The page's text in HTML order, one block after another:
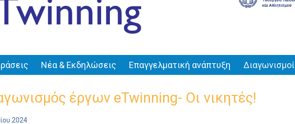
Νέα & Εκδηλώσεις Επαγγελματική ανάπτυξη Διαγωνισμοί
έργων eTwinning- Οι νικητές!
2024